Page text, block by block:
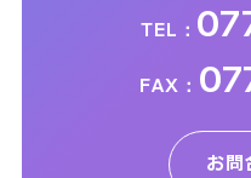
TEL：
FAX：
お問